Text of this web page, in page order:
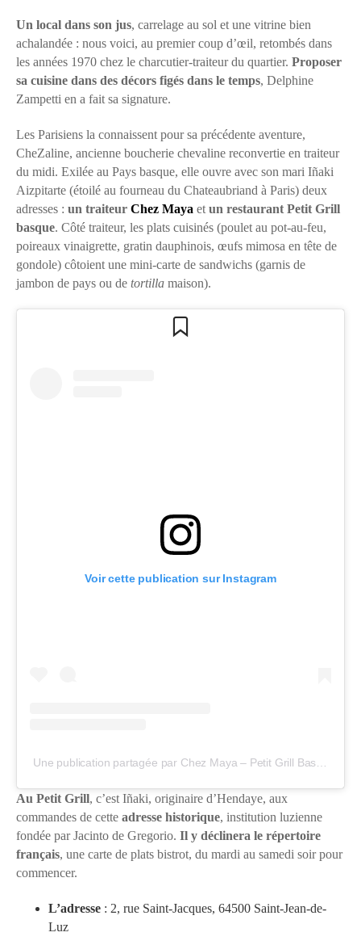
Un local dans son jus, carrelage au sol et une vitrine bien
achalandée : nous voici, au premier coup d’œil, retombés dans
les années 1970 chez le charcutier-traiteur du quartier. Proposer
sa cuisine dans des décors figés dans le temps, Delphine
Zampetti en a fait sa signature.
Les Parisiens la connaissent pour sa précédente aventure,
CheZaline, ancienne boucherie chevaline reconvertie en traiteur
du midi. Exilée au Pays basque, elle ouvre avec son mari Iñaki
Aizpitarte (étoilé au fourneau du Chateaubriand à Paris) deux
adresses : un traiteur Chez Maya et un restaurant Petit Grill
basque. Côté traiteur, les plats cuisinés (poulet au pot-au-feu,
poireaux vinaigrette, gratin dauphinois, œufs mimosa en tête de
gondole) côtoient une mini-carte de sandwichs (garnis de
jambon de pays ou de tortilla maison).
Voir cette publication sur Instagram
Au Petit Grill, c’est Iñaki, originaire d’Hendaye, aux
commandes de cette adresse historique, institution luzienne
fondée par Jacinto de Gregorio. Il y déclinera le répertoire
français, une carte de plats bistrot, du mardi au samedi soir pour
commencer.
L’adresse : 2, rue Saint-Jacques, 64500 Saint-Jean-de-
Luz